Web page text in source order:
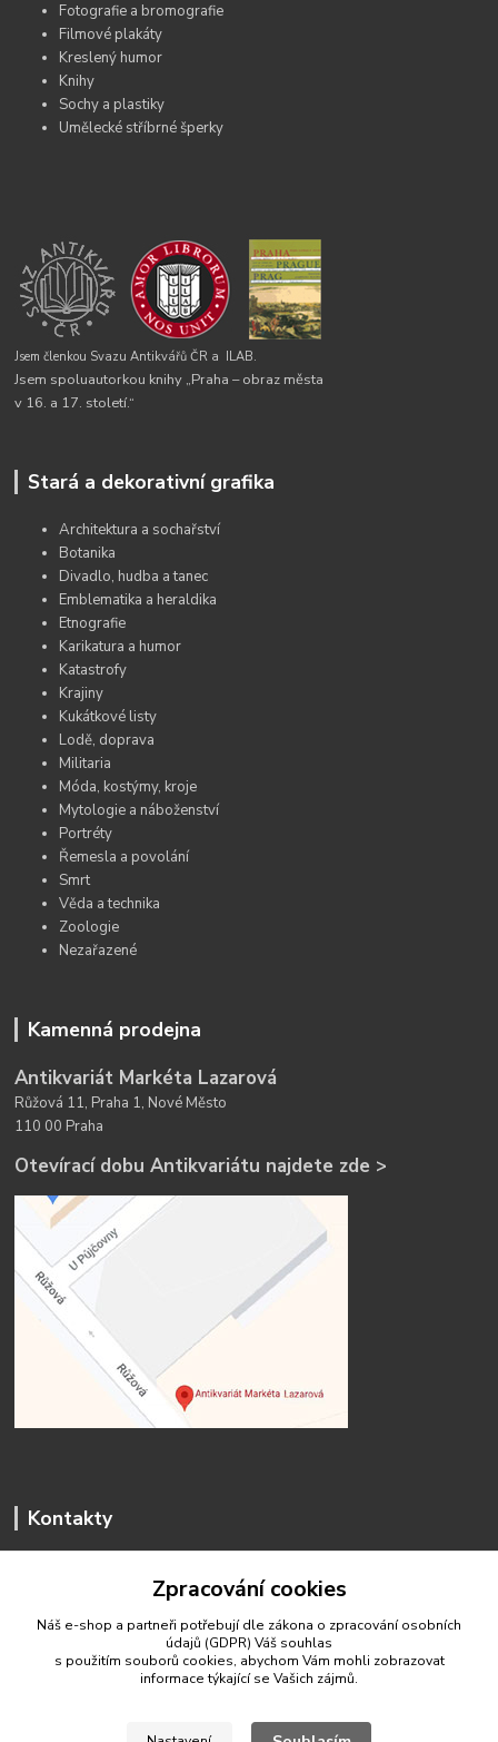
Fotografie a bromografie
Filmové plakáty
Kreslený humor
Knihy
Sochy a plastiky
Umělecké stříbrné šperky
Jsem členkou Svazu Antikvářů ČR a ILAB.
Jsem spoluautorkou knihy „Praha – obraz města
v 16. a 17. století.“
Stará a dekorativní grafika
Architektura a sochařství
Botanika
Divadlo, hudba a tanec
Emblematika a heraldika
Etnografie
Karikatura a humor
Katastrofy
Krajiny
Kukátkové listy
Lodě, doprava
Militaria
Móda, kostýmy, kroje
Mytologie a náboženství
Portréty
Řemesla a povolání
Smrt
Věda a technika
Zoologie
Nezařazené
Kamenná prodejna
Antikvariát Markéta Lazarová
Růžová 11, Praha 1, Nové Město
110 00 Praha
Otevírací dobu Antikvariátu najdete zde >
Kontakty
antikvariat.marketa.lazarova@gmail.com
Zpracování cookies
Náš e-shop a partneři potřebují dle zákona o zpracování osobních
údajů (GDPR) Váš souhlas
s použitím souborů cookies, abychom Vám mohli zobrazovat
informace týkající se Vašich zájmů.